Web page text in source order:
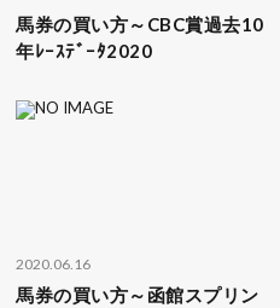
馬券の買い方～CBC賞過去10
年ﾚｰｽﾃﾞｰﾀ2020
2020.06.16
馬券の買い方～函館スプリン